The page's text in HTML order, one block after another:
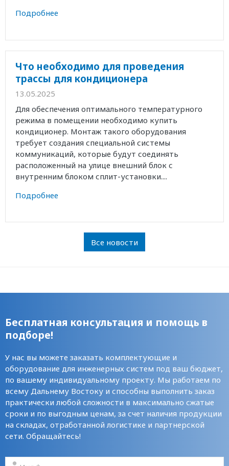
Подробнее
Что необходимо для проведения
трассы для кондиционера
13.05.2025
Для обеспечения оптимального температурного
режима в помещении необходимо купить
кондиционер. Монтаж такого оборудования
требует создания специальной системы
коммуникаций, которые будут соединять
расположенный на улице внешний блок с
внутренним блоком сплит-установки....
Подробнее
Все новости
Бесплатная консультация и помощь в
подборе!
У нас вы можете заказать комплектующие и
оборудование для инженерных систем под ваш бюджет,
по вашему индивидуальному проекту. Мы работаем по
всему Дальнему Востоку и способны выполнить заказ
практически любой сложности в максимально сжатые
сроки и по выгодным ценам, за счет наличия продукции
на складах, отработанной логистике и партнерской
сети. Обращайтесь!